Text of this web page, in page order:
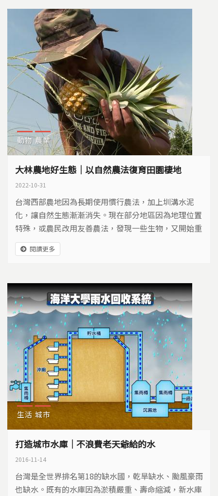
動物 農業
大林農地好生態｜以自然農法復育田園棲地
2022-10-31
台灣西部農地因為長期使用慣行農法，加上圳溝水泥
化，讓自然生態漸漸消失。現在部分地區因為地理位置
特殊，或農民改用友善農法，發現一些生物，又開始重
返農地。
閱讀更多
生活 城市
打造城市水庫｜不浪費老天爺給的水
2016-11-14
台灣是全世界排名第18的缺水國，乾旱缺水、颱風豪雨
也缺水。既有的水庫因為淤積嚴重、壽命縮減，新水庫